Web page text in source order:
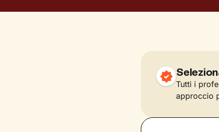
Tutti i
approccio